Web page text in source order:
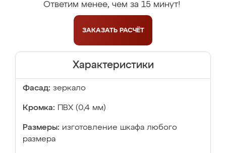
Ответим менее, чем за 15 минут!
ЗАКАЗАТЬ РАСЧЁТ
Характеристики
Фасад: зеркало
Кромка: ПВХ (0,4 мм)
Размеры: изготовление шкафа любого
размера